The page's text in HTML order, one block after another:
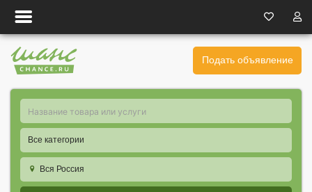
Подать объявление
Все категории
Вся Россия